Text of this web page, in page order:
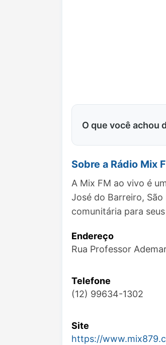
O que você achou
Sobre a Rádio Mix
A Mix FM ao vivo é
José do Barreiro,
comunitária para
Endereço
Rua Professor
Telefone
(12) 99634-1302
Site
https://